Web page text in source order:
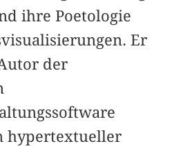
ihre Poetologie
Er
der
hypertextueller